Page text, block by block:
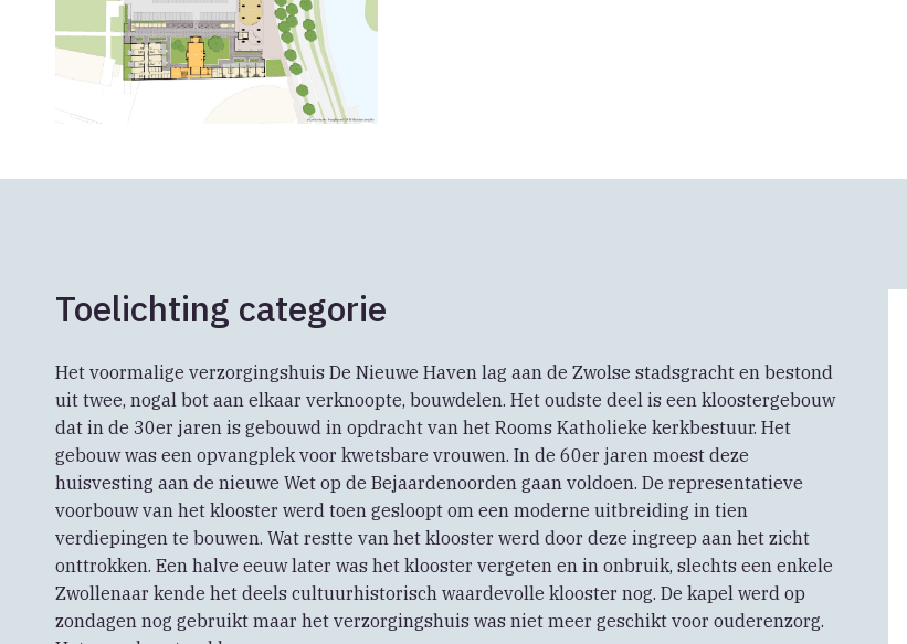
Toelichting categorie
Het voormalige verzorgingshuis De Nieuwe Haven lag aan de Zwolse stadsgracht en bestond
uit twee, nogal bot aan elkaar verknoopte, bouwdelen. Het oudste deel is een kloostergebouw
dat in de 30er jaren is gebouwd in opdracht van het Rooms Katholieke kerkbestuur. Het
gebouw was een opvangplek voor kwetsbare vrouwen. In de 60er jaren moest deze
huisvesting aan de nieuwe Wet op de Bejaardenoorden gaan voldoen. De representatieve
voorbouw van het klooster werd toen gesloopt om een moderne uitbreiding in tien
verdiepingen te bouwen. Wat restte van het klooster werd door deze ingreep aan het zicht
onttrokken. Een halve eeuw later was het klooster vergeten en in onbruik, slechts een enkele
Zwollenaar kende het deels cultuurhistorisch waardevolle klooster nog. De kapel werd op
zondagen nog gebruikt maar het verzorgingshuis was niet meer geschikt voor ouderenzorg.